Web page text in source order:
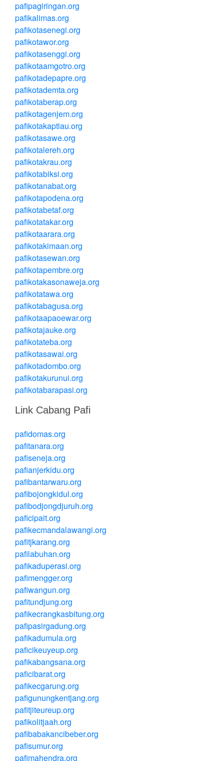
pafipagiringan.org
pafikalimas.org
pafikotasenegi.org
pafikotawor.org
pafikotasenggi.org
pafikotaamgotro.org
pafikotadepapre.org
pafikotademta.org
pafikotaberap.org
pafikotagenjem.org
pafikotakaptiau.org
pafikotasawe.org
pafikotalereh.org
pafikotakrau.org
pafikotabiksi.org
pafikotanabat.org
pafikotapodena.org
pafikotabetaf.org
pafikotatakar.org
pafikotaarara.org
pafikotakimaan.org
pafikotasewan.org
pafikotapembre.org
pafikotakasonaweja.org
pafikotatawa.org
pafikotabagusa.org
pafikotaapaoewar.org
pafikotajauke.org
pafikotateba.org
pafikotasawai.org
pafikotadombo.org
pafikotakurunui.org
pafikotabarapasi.org
Link Cabang Pafi
pafidomas.org
pafitanara.org
pafiseneja.org
pafianjerkidu.org
pafibantarwaru.org
pafibojongkidul.org
pafibodjongdjuruh.org
paficipait.org
pafikecmandalawangi.org
pafitjkarang.org
pafilabuhan.org
pafikaduperasi.org
pafimengger.org
pafiwangun.org
pafitundjung.org
pafikecrangkasbitung.org
pafipasirgadung.org
pafikadumula.org
paficikeuyeup.org
pafikabangsana.org
paficibarat.org
pafikecgarung.org
pafigunungkentjang.org
pafitjiteureup.org
pafikolitjaah.org
pafibabakancibeber.org
pafisumur.org
pafimahendra.org